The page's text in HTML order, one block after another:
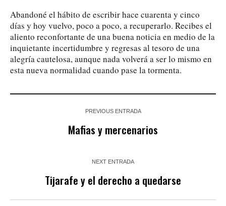
Abandoné el hábito de escribir hace cuarenta y cinco
días y hoy vuelvo, poco a poco, a recuperarlo. Recibes el
aliento reconfortante de una buena noticia en medio de la
inquietante incertidumbre y regresas al tesoro de una
alegría cautelosa, aunque nada volverá a ser lo mismo en
esta nueva normalidad cuando pase la tormenta.
PREVIOUS ENTRADA
Mafias y mercenarios
NEXT ENTRADA
Tijarafe y el derecho a quedarse